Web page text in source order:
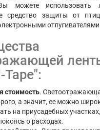
можете использовать
средство защиты от
стоимость.
а значит, ее можно
на приусадебных
о расходах.